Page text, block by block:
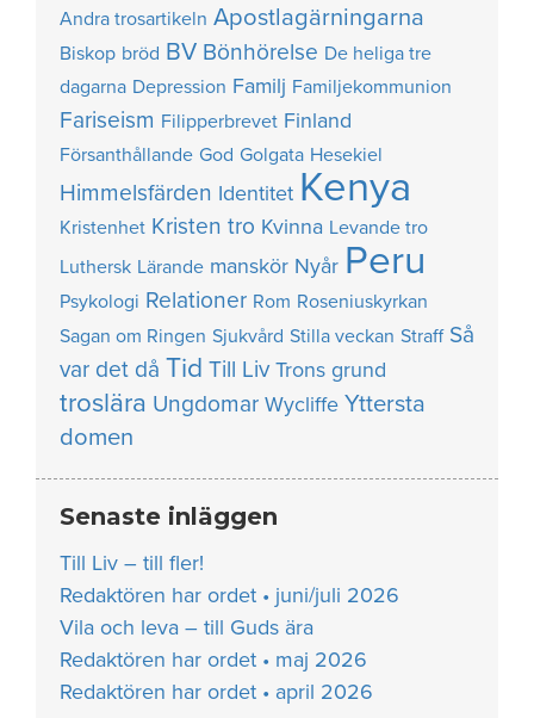
Andra trosartikeln Apostlagärningarna
Biskop bröd BV Bönhörelse De heliga tre
dagarna Depression Familj Familjekommunion
Fariseism Filipperbrevet Finland
Försanthållande God Golgata Hesekiel
Himmelsfärden Identitet Kenya
Kristenhet Kristen tro Kvinna Levande tro
Luthersk Lärande manskör Nyår Peru
Psykologi Relationer Rom Roseniuskyrkan
Sagan om Ringen Sjukvård Stilla veckan Straff Så
var det då Tid Till Liv Trons grund
troslära Ungdomar Wycliffe Yttersta
domen
Senaste inläggen
Till Liv – till fler!
Redaktören har ordet • juni/juli 2026
Vila och leva – till Guds ära
Redaktören har ordet • maj 2026
Redaktören har ordet • april 2026